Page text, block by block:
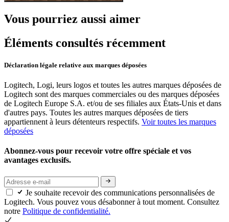
Vous pourriez aussi aimer
Éléments consultés récemment
Déclaration légale relative aux marques déposées
Logitech, Logi, leurs logos et toutes les autres marques déposées de
Logitech sont des marques commerciales ou des marques déposées
de Logitech Europe S.A. et/ou de ses filiales aux États-Unis et dans
d'autres pays. Toutes les autres marques déposées de tiers
appartiennent à leurs détenteurs respectifs. Voir toutes les marques
déposées
Abonnez-vous pour recevoir votre offre spéciale et vos
avantages exclusifs.
Je souhaite recevoir des communications personnalisées de
Logitech. Vous pouvez vous désabonner à tout moment. Consultez
notre Politique de confidentialité.